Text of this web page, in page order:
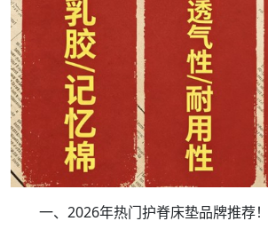
一、2026年热门护脊床垫品牌推荐！